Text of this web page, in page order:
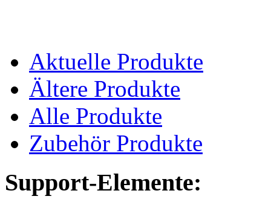
Aktuelle Produkte
Ältere Produkte
Alle Produkte
Zubehör Produkte
Support-Elemente: